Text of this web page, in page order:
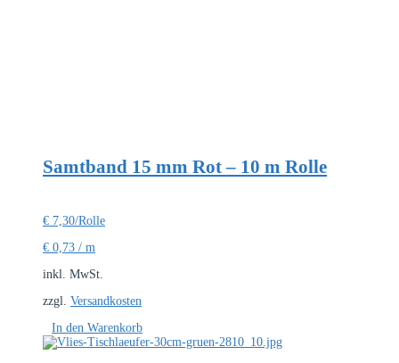
Samtband 15 mm Rot – 10 m Rolle
€ 7,30/Rolle
€ 0,73 / m
inkl. MwSt.
zzgl. Versandkosten
In den Warenkorb